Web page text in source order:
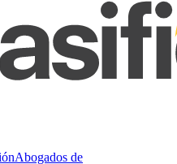
Abogados de